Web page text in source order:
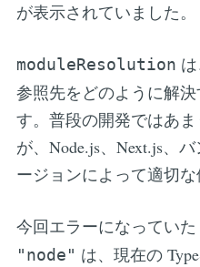
が表示されていました。
moduleResolution
参照先をどのように解
す。普段の開発ではあ
が、Node.js、Next.js、
ージョンによって適切な
今回エラーになっていた
"node" は、現在の